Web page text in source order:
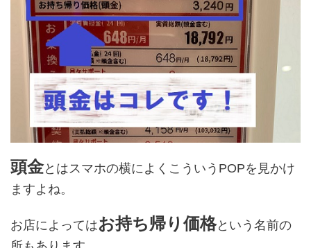
頭金とはスマホの横によくこういうPOPを見かけ
ますよね。
お店によってはお持ち帰り価格という名前の